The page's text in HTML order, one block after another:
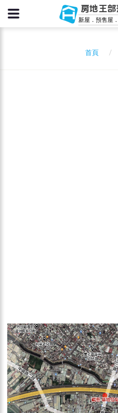
房地王
新屋．預售屋
首頁